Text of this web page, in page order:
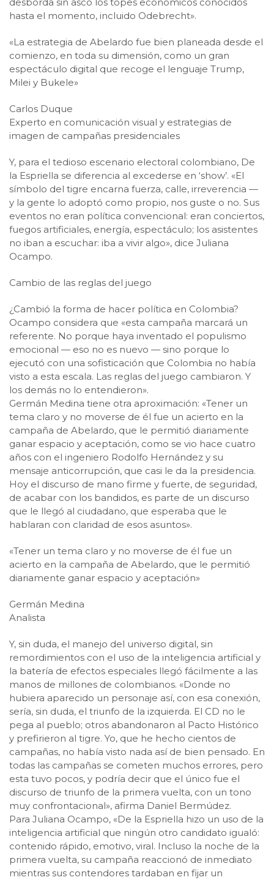
hasta el momento, incluido Odebrecht».
«La estrategia de Abelardo fue bien planeada desde el
comienzo, en toda su dimensión, como un gran
espectáculo digital que recoge el lenguaje Trump,
Milei y Bukele»
Carlos Duque
Experto en comunicación visual y estrategias de
imagen de campañas presidenciales
Y, para el tedioso escenario electoral colombiano, De
la Espriella se diferencia al excederse en ‘show’. «El
símbolo del tigre encarna fuerza, calle, irreverencia —
y la gente lo adoptó como propio, nos guste o no. Sus
eventos no eran política convencional: eran conciertos,
fuegos artificiales, energía, espectáculo; los asistentes
no iban a escuchar: iba a vivir algo», dice Juliana
Ocampo.
Cambio de las reglas del juego
¿Cambió la forma de hacer política en Colombia?
Ocampo considera que «esta campaña marcará un
referente. No porque haya inventado el populismo
emocional — eso no es nuevo — sino porque lo
ejecutó con una sofisticación que Colombia no había
visto a esta escala. Las reglas del juego cambiaron. Y
los demás no lo entendieron».
Germán Medina tiene otra aproximación: «Tener un
tema claro y no moverse de él fue un acierto en la
campaña de Abelardo, que le permitió diariamente
ganar espacio y aceptación, como se vio hace cuatro
años con el ingeniero Rodolfo Hernández y su
mensaje anticorrupción, que casi le da la presidencia.
Hoy el discurso de mano firme y fuerte, de seguridad,
de acabar con los bandidos, es parte de un discurso
que le llegó al ciudadano, que esperaba que le
hablaran con claridad de esos asuntos».
«Tener un tema claro y no moverse de él fue un
acierto en la campaña de Abelardo, que le permitió
diariamente ganar espacio y aceptación»
Germán Medina
Analista
Y, sin duda, el manejo del universo digital, sin
remordimientos con el uso de la inteligencia artificial y
la batería de efectos especiales llegó fácilmente a las
manos de millones de colombianos. «Donde no
hubiera aparecido un personaje así, con esa conexión,
sería, sin duda, el triunfo de la izquierda. El CD no le
pega al pueblo; otros abandonaron al Pacto Histórico
y prefirieron al tigre. Yo, que he hecho cientos de
campañas, no había visto nada así de bien pensado. En
todas las campañas se cometen muchos errores, pero
esta tuvo pocos, y podría decir que el único fue el
discurso de triunfo de la primera vuelta, con un tono
muy confrontacional», afirma Daniel Bermúdez.
Para Juliana Ocampo, «De la Espriella hizo un uso de la
inteligencia artificial que ningún otro candidato igualó:
contenido rápido, emotivo, viral. Incluso la noche de la
primera vuelta, su campaña reaccionó de inmediato
mientras sus contendores tardaban en fijar un